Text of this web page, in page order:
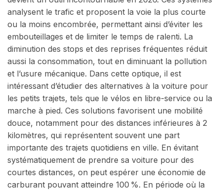
analysent le trafic et proposent la voie la plus courte
ou la moins encombrée, permettant ainsi d’éviter les
embouteillages et de limiter le temps de ralenti. La
diminution des stops et des reprises fréquentes réduit
aussi la consommation, tout en diminuant la pollution
et l’usure mécanique. Dans cette optique, il est
intéressant d’étudier des alternatives à la voiture pour
les petits trajets, tels que le vélos en libre-service ou la
marche à pied. Ces solutions favorisent une mobilité
douce, notamment pour des distances inférieures à 2
kilomètres, qui représentent souvent une part
importante des trajets quotidiens en ville. En évitant
systématiquement de prendre sa voiture pour des
courtes distances, on peut espérer une économie de
carburant pouvant atteindre 100 %. En période où la